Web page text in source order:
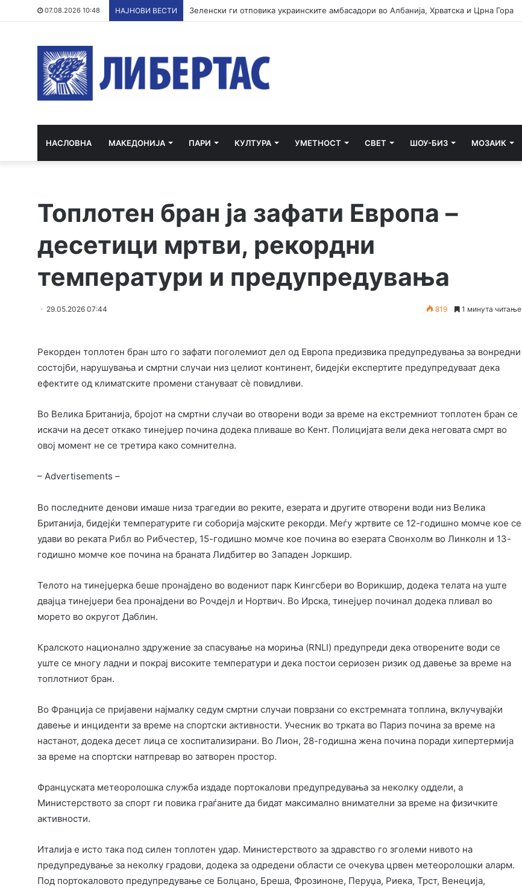
07.08.2026 10:48 НАЈНОВИ ВЕСТИ Зеленски ги отповика украинските амбасадори во Албанија, Хрватска и Црна Гора
НАСЛОВНА МАКЕДОНИЈА ПАРИ КУЛТУРА УМЕТНОСТ СВЕТ ШОУ-БИЗ МОЗАИК
Топлотен бран ја зафати Европа –
десетици мртви, рекордни
температури и предупредувања
29.05.2026 07:44 819 1 минута читање
Рекорден топлотен бран што го зафати поголемиот дел од Европа предизвика предупредувања за вонредни
состојби, нарушувања и смртни случаи низ целиот континент, бидејќи експертите предупредуваат дека
ефектите од климатските промени стануваат сè повидливи.
Во Велика Британија, бројот на смртни случаи во отворени води за време на екстремниот топлотен бран се
искачи на десет откако тинејџер почина додека пливаше во Кент. Полицијата вели дека неговата смрт во
овој момент не се третира како сомнителна.
– Advertisements –
Во последните денови имаше низа трагедии во реките, езерата и другите отворени води низ Велика
Британија, бидејќи температурите ги соборија мајските рекорди. Меѓу жртвите се 12-годишно момче кое се
удави во реката Рибл во Рибчестер, 15-годишно момче кое почина во езерата Свонхолм во Линколн и 13-
годишно момче кое почина на браната Лидбитер во Западен Јоркшир.
Телото на тинејџерка беше пронајдено во водениот парк Кингсбери во Ворикшир, додека телата на уште
двајца тинејџери беа пронајдени во Рочдејл и Нортвич. Во Ирска, тинејџер починал додека пливал во
морето во округот Даблин.
Кралското национално здружение за спасување на мориња (RNLI) предупреди дека отворените води се
уште се многу ладни и покрај високите температури и дека постои сериозен ризик од давење за време на
топлотниот бран.
Во Франција се пријавени најмалку седум смртни случаи поврзани со екстремната топлина, вклучувајќи
давење и инциденти за време на спортски активности. Учесник во трката во Париз почина за време на
настанот, додека десет лица се хоспитализирани. Во Лион, 28-годишна жена почина поради хипертермија
за време на спортски натпревар во затворен простор.
Француската метеоролошка служба издаде портокалови предупредувања за неколку оддели, а
Министерството за спорт ги повика граѓаните да бидат максимално внимателни за време на физичките
активности.
Италија е исто така под силен топлотен удар. Министерството за здравство го зголеми нивото на
предупредување за неколку градови, додека за одредени области се очекува црвен метеоролошки аларм.
Под портокаловото предупредување се Болцано, Бреша, Фрозиноне, Перуџа, Риека, Трст, Венеција,